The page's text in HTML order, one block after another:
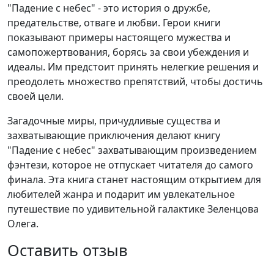
"Падение с небес" - это история о дружбе,
предательстве, отваге и любви. Герои книги
показывают примеры настоящего мужества и
самопожертвования, борясь за свои убеждения и
идеалы. Им предстоит принять нелегкие решения и
преодолеть множество препятствий, чтобы достичь
своей цели.
Загадочные миры, причудливые существа и
захватывающие приключения делают книгу
"Падение с небес" захватывающим произведением
фэнтези, которое не отпускает читателя до самого
финала. Эта книга станет настоящим открытием для
любителей жанра и подарит им увлекательное
путешествие по удивительной галактике Зеленцова
Олега.
Оставить отзыв